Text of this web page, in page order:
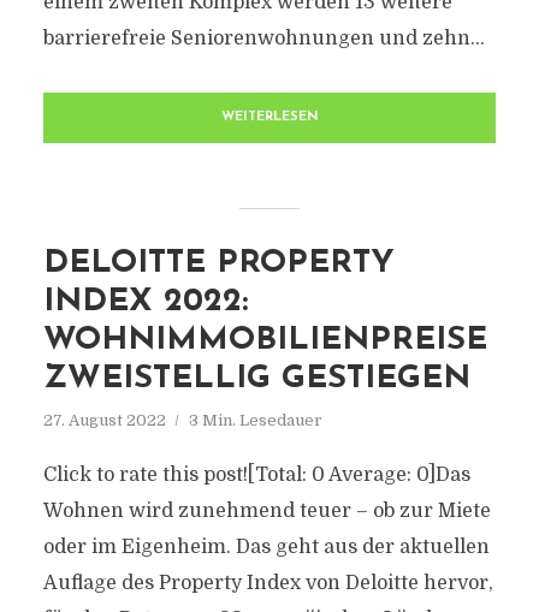
barrierefreie Seniorenwohnungen und zehn...
WEITERLESEN
DELOITTE PROPERTY
INDEX 2022:
WOHNIMMOBILIENPREISE
ZWEISTELLIG GESTIEGEN
27. August 2022 3 Min. Lesedauer
Click to rate this post![Total: 0 Average: 0]Das
Wohnen wird zunehmend teuer – ob zur Miete
oder im Eigenheim. Das geht aus der aktuellen
Auflage des Property Index von Deloitte hervor,